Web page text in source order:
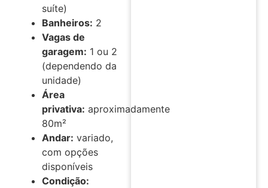
suíte)
Banheiros: 2
Vagas de
garagem: 1 ou 2
(dependendo da
unidade)
Área
privativa: aproximadamente
80m²
Andar: variado,
com opções
disponíveis
Condição: